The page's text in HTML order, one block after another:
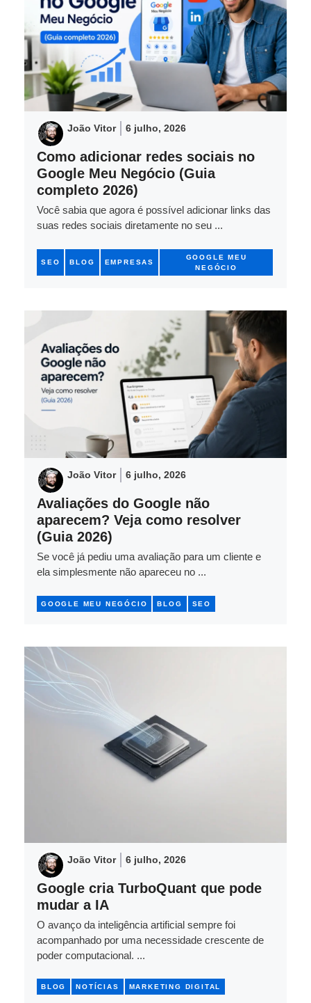
João Vitor 6 julho, 2026
Como adicionar redes sociais no
Google Meu Negócio (Guia
completo 2026)
Você sabia que agora é possível adicionar links das
suas redes sociais diretamente no seu ...
SEO BLOG EMPRESAS
GOOGLE MEU
NEGÓCIO
João Vitor 6 julho, 2026
Avaliações do Google não
aparecem? Veja como resolver
(Guia 2026)
Se você já pediu uma avaliação para um cliente e
ela simplesmente não apareceu no ...
GOOGLE MEU NEGÓCIO BLOG SEO
João Vitor 6 julho, 2026
Google cria TurboQuant que pode
mudar a IA
O avanço da inteligência artificial sempre foi
acompanhado por uma necessidade crescente de
poder computacional. ...
BLOG NOTÍCIAS MARKETING DIGITAL